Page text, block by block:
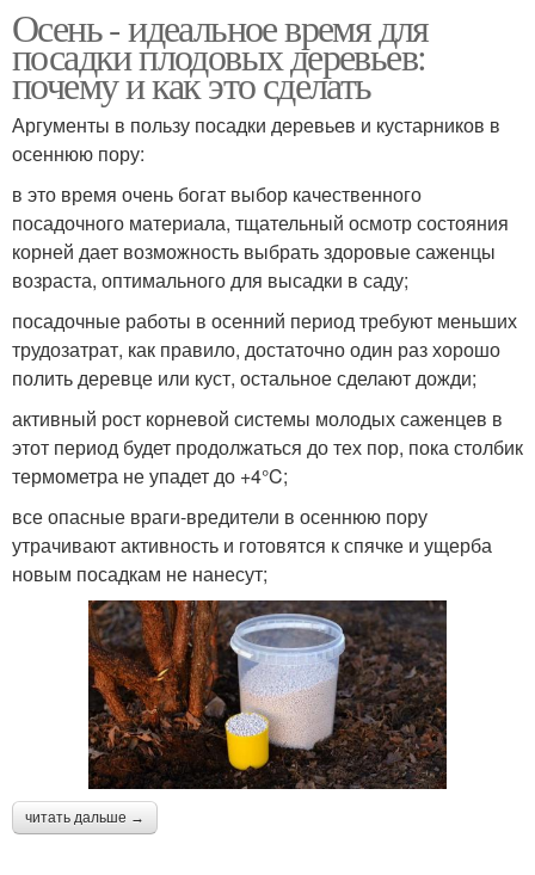
Осень - идеальное время для
посадки плодовых деревьев:
почему и как это сделать
Аргументы в пользу посадки деревьев и кустарников в
осеннюю пору:
в это время очень богат выбор качественного
посадочного материала, тщательный осмотр состояния
корней дает возможность выбрать здоровые саженцы
возраста, оптимального для высадки в саду;
посадочные работы в осенний период требуют меньших
трудозатрат, как правило, достаточно один раз хорошо
полить деревце или куст, остальное сделают дожди;
активный рост корневой системы молодых саженцев в
этот период будет продолжаться до тех пор, пока столбик
термометра не упадет до +4°C;
все опасные враги-вредители в осеннюю пору
утрачивают активность и готовятся к спячке и ущерба
новым посадкам не нанесут;
читать дальше →